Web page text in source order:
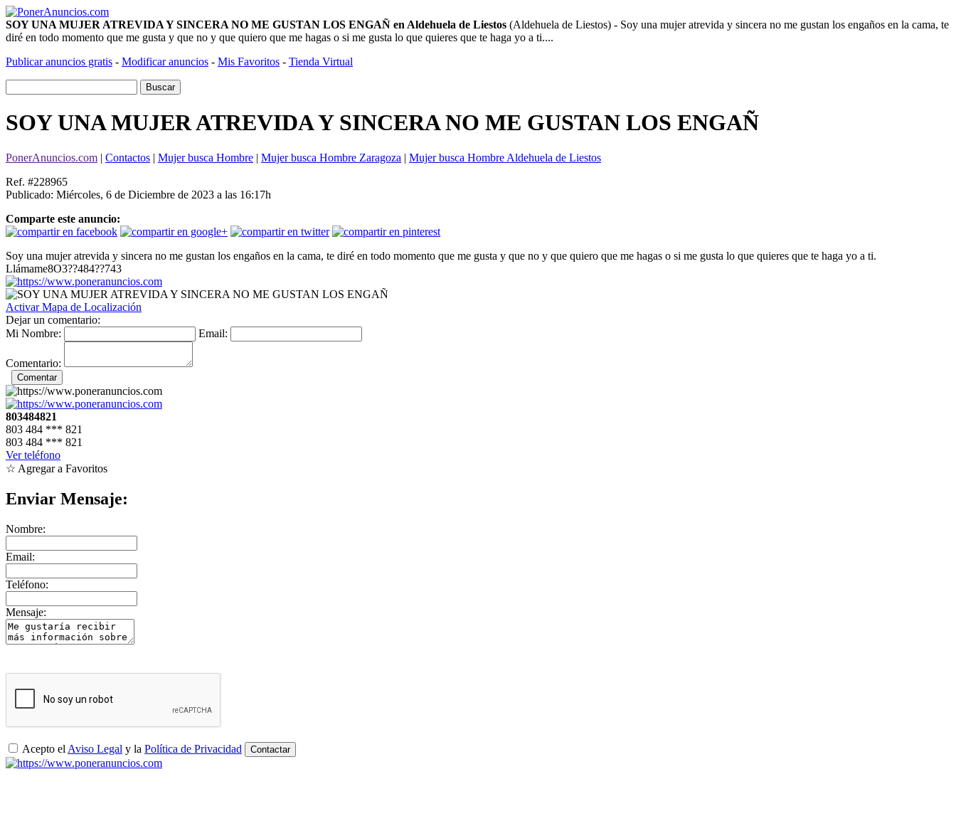
SOY UNA MUJER ATREVIDA Y SINCERA NO ME GUSTAN LOS ENGAÑ en Aldehuela de Liestos (Aldehuela de Liestos) - Soy una mujer atrevida y sincera no me gustan los engaños en la cama, te
diré en todo momento que me gusta y que no y que quiero que me hagas o si me gusta lo que quieres que te haga yo a ti....
Publicar anuncios gratis - Modificar anuncios - Mis Favoritos - Tienda Virtual
SOY UNA MUJER ATREVIDA Y SINCERA NO ME GUSTAN LOS ENGAÑ
PonerAnuncios.com | Contactos | Mujer busca Hombre | Mujer busca Hombre Zaragoza | Mujer busca Hombre Aldehuela de Liestos
Ref. #228965
Publicado: Miércoles, 6 de Diciembre de 2023 a las 16:17h
Comparte este anuncio:
Soy una mujer atrevida y sincera no me gustan los engaños en la cama, te diré en todo momento que me gusta y que no y que quiero que me hagas o si me gusta lo que quieres que te haga yo a ti.
Llámame8O3??484??743
Activar Mapa de Localización
Dejar un comentario:
Mi Nombre:
Email:
Comentario:
803484821
803 484 *** 821
803 484 *** 821
Ver teléfono
☆ Agregar a Favoritos
Enviar Mensaje:
Nombre:
Email:
Teléfono:
Mensaje:
Acepto el Aviso Legal y la Política de Privacidad